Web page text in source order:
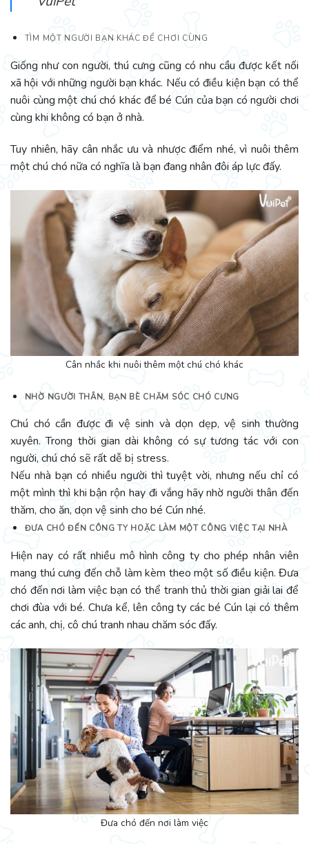
TÌM MỘT NGƯỜI BẠN KHÁC ĐỂ CHƠI CÙNG
Giống như con người, thú cưng cũng có nhu cầu được kết nối
xã hội với những người bạn khác. Nếu có điều kiện bạn có thể
nuôi cùng một chú chó khác để bé Cún của bạn có người chơi
cùng khi không có bạn ở nhà.
Tuy nhiên, hãy cân nhắc ưu và nhược điểm nhé, vì nuôi thêm
một chú chó nữa có nghĩa là bạn đang nhân đôi áp lực đấy.
Cân nhắc khi nuôi thêm một chú chó khác
NHỜ NGƯỜI THÂN, BẠN BÈ CHĂM SÓC CHÓ CƯNG
Chú chó cần được đi vệ sinh và dọn dẹp, vệ sinh thường
xuyên. Trong thời gian dài không có sự tương tác với con
người, chú chó sẽ rất dễ bị stress.
Nếu nhà bạn có nhiều người thì tuyệt vời, nhưng nếu chỉ có
một mình thì khi bận rộn hay đi vắng hãy nhờ người thân đến
thăm, cho ăn, dọn vệ sinh cho bé Cún nhé.
ĐƯA CHÓ ĐẾN CÔNG TY HOẶC LÀM MỘT CÔNG VIỆC TẠI NHÀ
Hiện nay có rất nhiều mô hình công ty cho phép nhân viên
mang thú cưng đến chỗ làm kèm theo một số điều kiện. Đưa
chó đến nơi làm việc bạn có thể tranh thủ thời gian giải lai để
chơi đùa với bé. Chưa kể, lên công ty các bé Cún lại có thêm
các anh, chị, cô chú tranh nhau chăm sóc đấy.
Đưa chó đến nơi làm việc